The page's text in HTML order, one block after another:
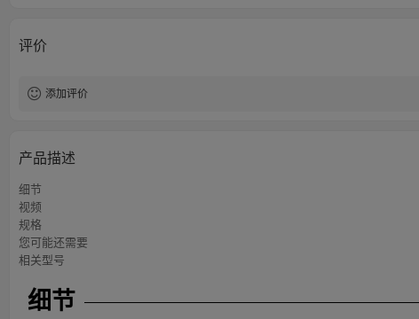
评价
添加评价
产品描述
细节
视频
规格
您可能还需要
相关型号
细节